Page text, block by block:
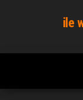
content
ile